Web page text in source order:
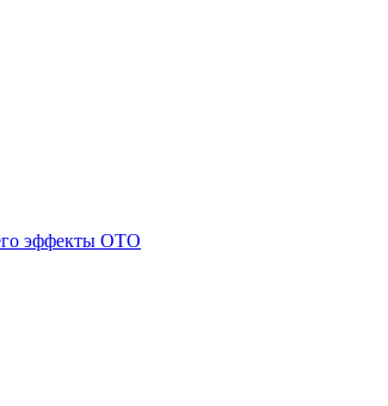
эффекты ОТО